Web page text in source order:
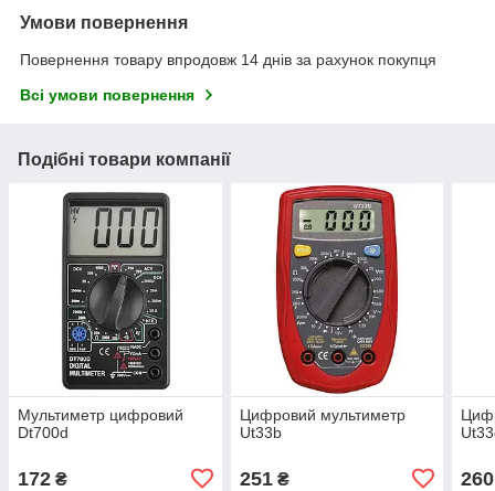
Умови повернення
Повернення товару впродовж 14 днів за рахунок покупця
Всі умови повернення
Подібні товари компанії
Мультиметр цифровий
Dt700d
172 ₴
Цифровий мультиметр
Ut33b
251₴ 260